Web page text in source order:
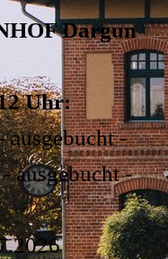
Dargun
Uhr:
ausgebucht -
ausgebucht -